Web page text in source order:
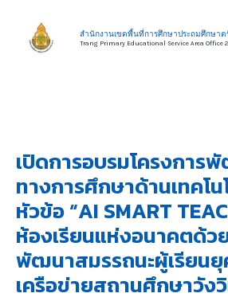
content
สำนักงานเขตพื้นที่การศึกษาประถมศึกษาต
Trang Primary Educational Service Area Office 2
เปิดการอบรมโครงการ
ทางการศึกษาด้านเทคโน
หัวข้อ “AI SMART
ห้องเรียนแห่งอนาคตด้ว
พัฒนาสมรรถนะผู้เรียน
เครือข่ายสถานศึกษาวัง